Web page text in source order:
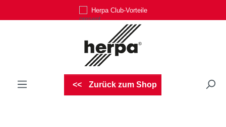
Zum Hauptinhalt springenHerpa Club-Vorteile
Zurück zum Shop